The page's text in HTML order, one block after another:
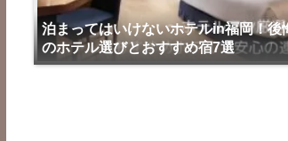
泊まってはいけないホテルin福岡！後
のホテル選びとおすすめ宿7選